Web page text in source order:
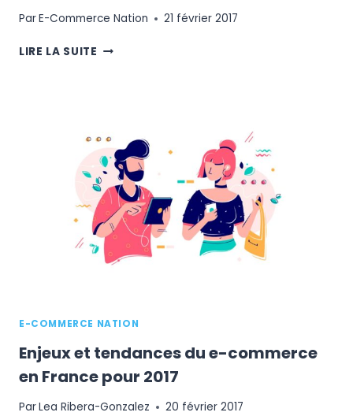
ParE-Commerce Nation 21 février 2017
LIRE LA SUITE COMMENT
AU
GROWTH
HACKING ?
#ECNTALKS
N°2
E-COMMERCE NATION
Enjeux et tendances du e-commerce
en France pour 2017
ParLea Ribera-Gonzalez 20 février 2017